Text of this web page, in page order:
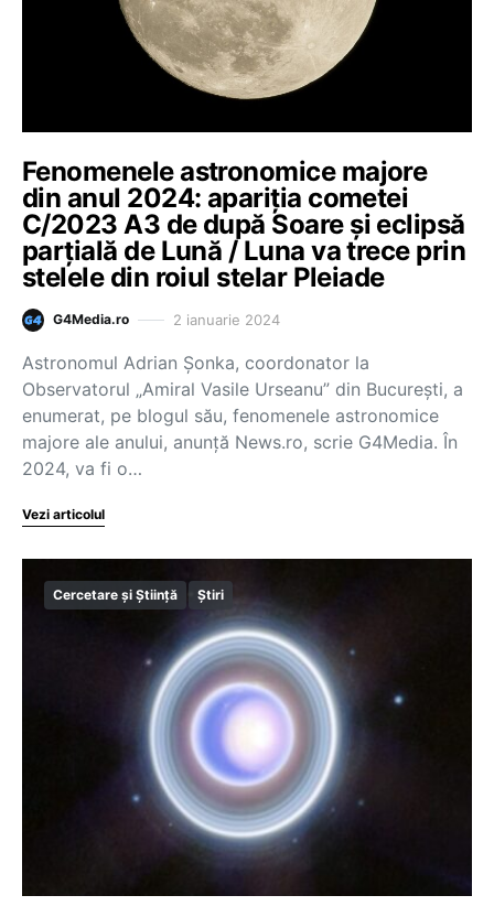
Fenomenele astronomice majore
din anul 2024: apariţia cometei
C/2023 A3 de după Soare şi eclipsă
parţială de Lună / Luna va trece prin
stelele din roiul stelar Pleiade
G4Media.ro 2 ianuarie 2024
Astronomul Adrian Şonka, coordonator la
Observatorul „Amiral Vasile Urseanu” din Bucureşti, a
enumerat, pe blogul său, fenomenele astronomice
majore ale anului, anunță News.ro, scrie G4Media. În
2024, va fi o…
Vezi articolul
Cercetare și Știință Știri